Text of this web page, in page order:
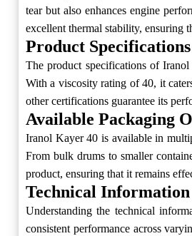
tear but also enhances engine
excellent thermal stability, ensuring
Product
The product specifications of
With a viscosity rating of 40, it
other certifications guarantee its
Available Packaging
Iranol Kayer 40 is available in
From bulk drums to smaller
product, ensuring that it remains
Technical
Understanding the technical
consistent performance across